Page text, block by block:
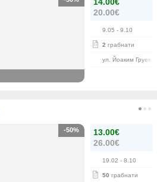
20.00€
9.05 - 9.10
2 грабнати
ул. Йоаким Груев
13.00€
26.00€
19.02 - 8.10
50 грабнати
-50%